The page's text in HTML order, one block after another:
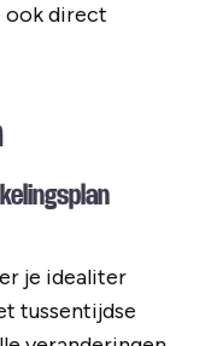
ook direct
je idealiter
tussentijdse